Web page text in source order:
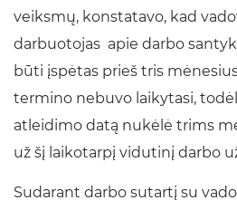
veiksmų, konstatavo, kad
darbuotojas apie darbo
būti įspėtas prieš tris
termino nebuvo laikytasi,
atleidimo datą nukėlė trims
už šį laikotarpį vidutinį darbo
Sudarant darbo sutartį su